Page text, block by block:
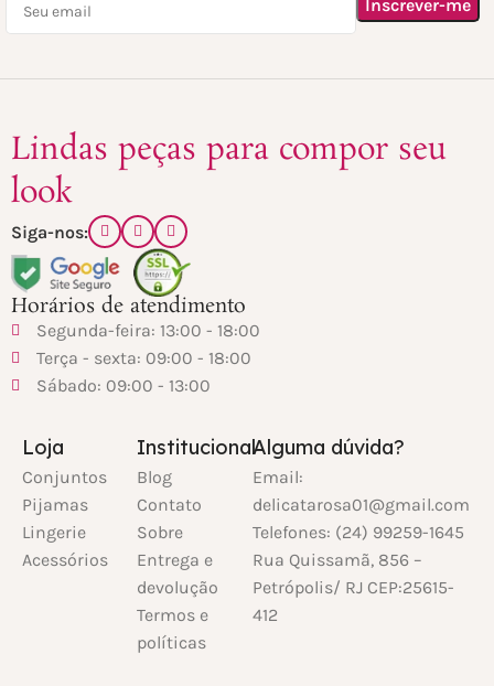
Lindas peças para compor seu
look
Siga-nos:
Horários de atendimento
Segunda-feira: 13:00 - 18:00
Terça - sexta: 09:00 - 18:00
Sábado: 09:00 - 13:00
Loja
Conjuntos
Pijamas
Lingerie
Acessórios
Institucional
Blog
Contato
Sobre
Entrega e
devolução
Termos e
políticas
Alguma dúvida?
Email:
delicatarosa01@gmail.com
Telefones: (24) 99259-1645
Rua Quissamã, 856 –
Petrópolis/ RJ CEP:25615-
412